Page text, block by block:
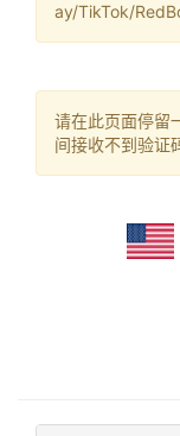
ay/TikTok/
请在此页面停留
间接收不到验证